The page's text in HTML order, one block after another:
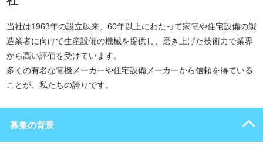
当社は1963年の設立以来、60年以上にわたって家電や住宅設備の製
造業者に向けて生産設備の機械を提供し、磨き上げた技術力で業界
から高い評価を受けています。
多くの有名な電機メーカーや住宅設備メーカーから信頼を得ている
ことが、私たちの誇りです。
募集の背景